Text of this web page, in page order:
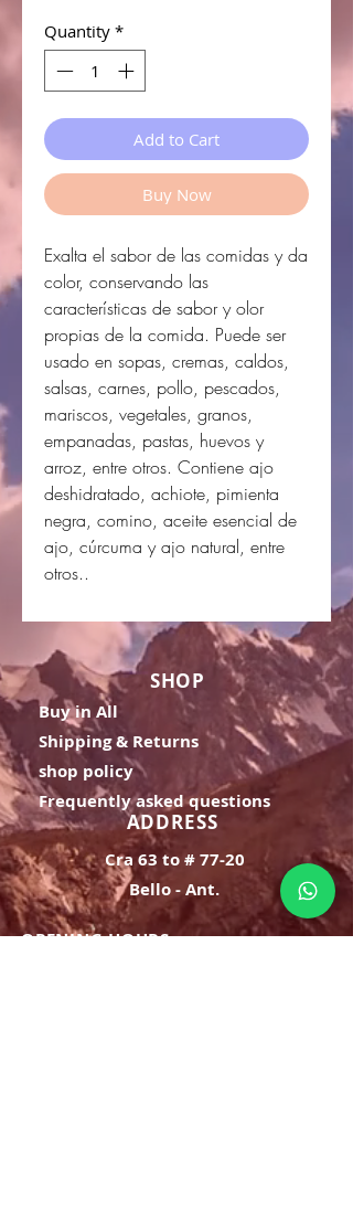
Quantity *
Add to Cart
Buy Now
Exalta el sabor de las comidas y da
color, conservando las
características de sabor y olor
propias de la comida. Puede ser
usado en sopas, cremas, caldos,
salsas, carnes, pollo, pescados,
mariscos, vegetales, granos,
empanadas, pastas, huevos y
arroz, entre otros. Contiene ajo
deshidratado, achiote, pimienta
negra, comino, aceite esencial de
ajo, cúrcuma y ajo natural, entre
otros..
SHOP
Buy in All
Shipping & Returns
shop policy
Frequently asked questions
ADDRESS
Cra 63 to # 77-20
Bello - Ant.
OPENING HOURS